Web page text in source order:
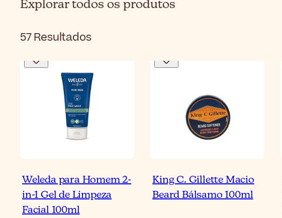
Explorar todos os produtos
57Resultados
Weleda para Homem 2-
in-1 Gel de Limpeza
Facial 100ml
King C. Gillette Macio
Beard Bálsamo 100ml